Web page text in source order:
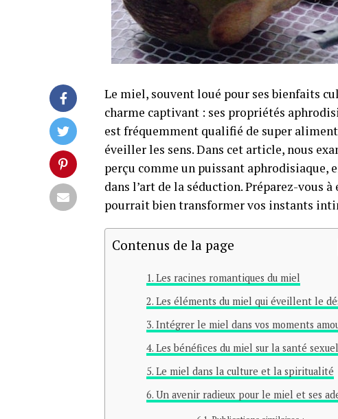
Le miel, souvent loué pour ses bienfaits
charme captivant : ses propriétés
est fréquemment qualifié de super
éveiller les sens. Dans cet article, nous
perçu comme un puissant aphrodisiaque,
dans l’art de la séduction. Préparez-vous
pourrait bien transformer vos instants
Contenus de la page
Les racines romantiques du miel
Les éléments du miel qui éveillent le
Intégrer le miel dans vos moments
Les bénéfices du miel sur la santé
Le miel dans la culture et la spiritualité
Un avenir radieux pour le miel et ses